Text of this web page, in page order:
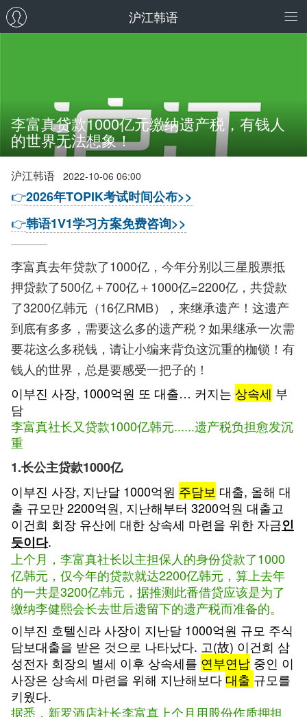
沪江韩语
李富真贷款1000亿元缴纳遗产税，有钱人
的世界无法想象！
沪江韩语 2022-10-06 06:00
👉2026年TOPIK考试时间公布>>
👉韩语1V1学习方案免费咨询>>
李富真去年贷款了1000亿，今年分别以三星股票抵
押贷款了500亿＋700亿＋1000亿=2200亿，共贷款
了3200亿韩元（16亿RMB），来继承遗产！这遗产
到底有多多，需要这么多的遗产税？如果继承一次需
要花这么多税钱，请让小编来背负这沉重的枷锁！有
钱人的世界，总是要感受一把子的！
이부진 사장, 1000억원 또 대출… 커지는 상속세 부
담
李富真社长又贷款1000亿韩元......遗产税负担愈发沉
重
1.长公主贷款1000亿
이부진 사장, 지난달 1000억원 주담보 대출, 올해 대
출 규모만 2200억원, 지난해부터 3200억원 대출고
이건희 회장 유산에 대한 상속세 마련을 위한 자금인
듯이다.
上个月，李富真社长以主担保人的身份贷款了1000
亿韩元，仅今年的贷款就达2200亿韩元，算上去年
的一共是3200亿韩元，据推测此番借贷应该是为了
缴纳李健熙会长去世后遗留下的遗产税而准备的。
이부진 호텔신라 사장이 지난달 1000억원 규모 주식
담보대출을 받은 것으로 나타났다. 고(故) 이건희 삼
성전자 회장의 별세 이후 상속세를 연부연납 중인 이
사장은 상속세 마련을 위해 지난해보다 대출 규모를
키웠다.
据悉，新罗酒店社长李富真上个月用股份作质押担